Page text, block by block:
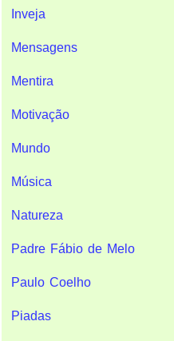
Inveja
Mensagens
Mentira
Motivação
Mundo
Música
Natureza
Padre Fábio de Melo
Paulo Coelho
Piadas